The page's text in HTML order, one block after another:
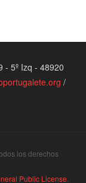
- 5º Izq - 48920
/
los derechos
Public License.